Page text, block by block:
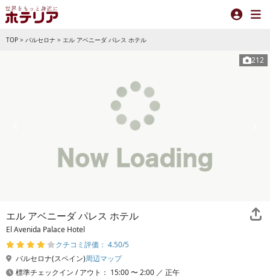
TOP > バルセロナ > エル アベニーダ パレス ホテル
212
エル アベニーダ パレス ホテル
El Avenida Palace Hotel
クチコミ評価： 4.50/5
バルセロナ(スペイン)周辺マップ
標準チェックイン / アウト： 15:00 〜 2:00 ／ 正午